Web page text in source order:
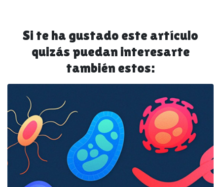
Si te ha gustado este artículo
quizás puedan interesarte
también estos: